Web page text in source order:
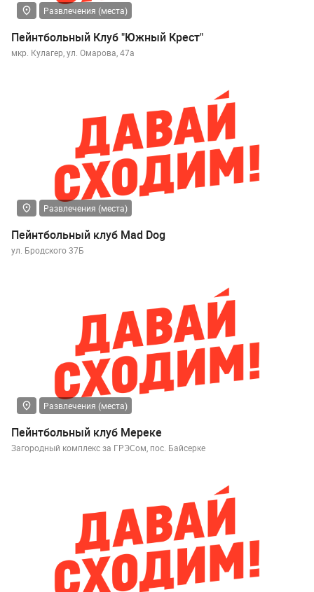
Развлечения (места)
Пейнтбольный Клуб "Южный Крест"
мкр. Кулагер, ул. Омарова, 47а
Развлечения (места)
Пейнтбольный клуб Mad Dog
ул. Бродского 37Б
Развлечения (места)
Пейнтбольный клуб Мереке
Загородный комплекс за ГРЭСом, пос. Байсерке